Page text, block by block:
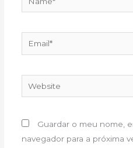
Email*
Website
Guardar o meu nome,
navegador para a próxima